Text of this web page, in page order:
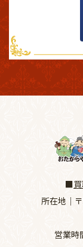
■
所在地｜
営業時